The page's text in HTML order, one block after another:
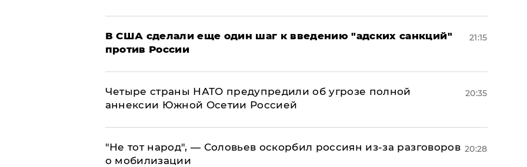
В США сделали еще один шаг к введению "адских санкций"
против России
21:15
Четыре страны НАТО предупредили об угрозе полной
аннексии Южной Осетии Россией
20:35
​"Не тот народ", — Соловьев оскорбил россиян из-за разговоров
о мобилизации
20:28